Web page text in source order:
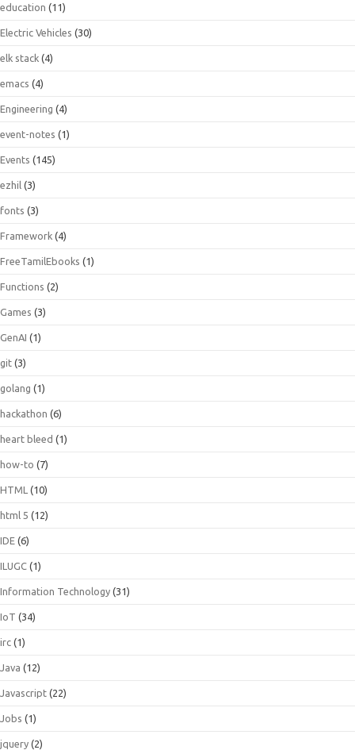
education (11)
Electric Vehicles (30)
elk stack (4)
emacs (4)
Engineering (4)
event-notes (1)
Events (145)
ezhil (3)
fonts (3)
Framework (4)
FreeTamilEbooks (1)
Functions (2)
Games (3)
GenAI (1)
git (3)
golang (1)
hackathon (6)
heart bleed (1)
how-to (7)
HTML (10)
html 5 (12)
IDE (6)
ILUGC (1)
Information Technology (31)
IoT (34)
irc (1)
Java (12)
Javascript (22)
Jobs (1)
jquery (2)